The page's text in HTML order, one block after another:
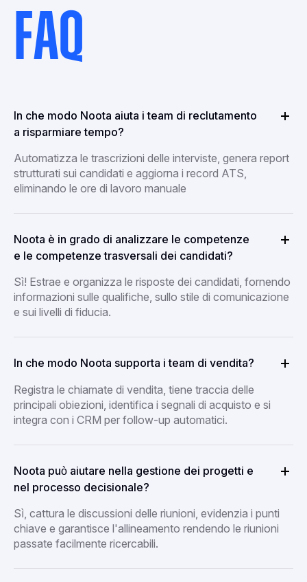
FAQ
In che modo Noota aiuta i team di reclutamento
a risparmiare tempo?
Automatizza le trascrizioni delle interviste, genera report
strutturati sui candidati e aggiorna i record ATS,
eliminando le ore di lavoro manuale
Noota è in grado di analizzare le competenze
e le competenze trasversali dei candidati?
Sì! Estrae e organizza le risposte dei candidati, fornendo
informazioni sulle qualifiche, sullo stile di comunicazione
e sui livelli di fiducia.
In che modo Noota supporta i team di vendita?
Registra le chiamate di vendita, tiene traccia delle
principali obiezioni, identifica i segnali di acquisto e si
integra con i CRM per follow-up automatici.
Noota può aiutare nella gestione dei progetti e
nel processo decisionale?
Sì, cattura le discussioni delle riunioni, evidenzia i punti
chiave e garantisce l'allineamento rendendo le riunioni
passate facilmente ricercabili.